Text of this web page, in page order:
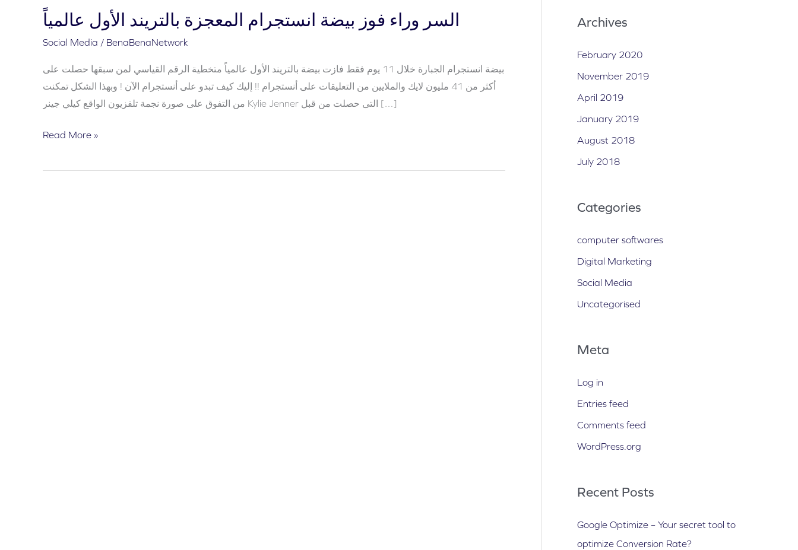
السر وراء فوز بيضة انستجرام المعجزة بالتريند الأول عالمياً
Social Media / BenaBenaNetwork
بيضة انستجرام الجبارة خلال 11 يوم فقط فازت بيضة بالتريند الأول عالمياً متخطية الرقم القياسي لمن سبقها حصلت على
أكثر من 41 مليون لايك والملايين من التعليقات على أنستجرام !! إليك كيف تبدو على أنستجرام الآن ! وبهذا الشكل تمكنت
من التفوق على صورة نجمة تلفزيون الواقع كيلي جينر Kylie Jenner التى حصلت من قبل […]
Read More »
Archives
February 2020
November 2019
April 2019
January 2019
August 2018
July 2018
Categories
computer softwares
Digital Marketing
Social Media
Uncategorised
Meta
Log in
Entries feed
Comments feed
WordPress.org
Recent Posts
Google Optimize – Your secret tool to
optimize Conversion Rate?